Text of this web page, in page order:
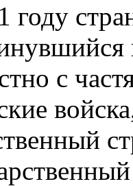
году
с